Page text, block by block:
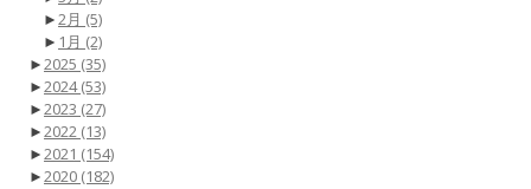
►2月 (5)
► 1月 (2)
►2025 (35)
►2024(53)
►2023 (27)
►2022 (13)
►2021 (154)
►2020 (182)